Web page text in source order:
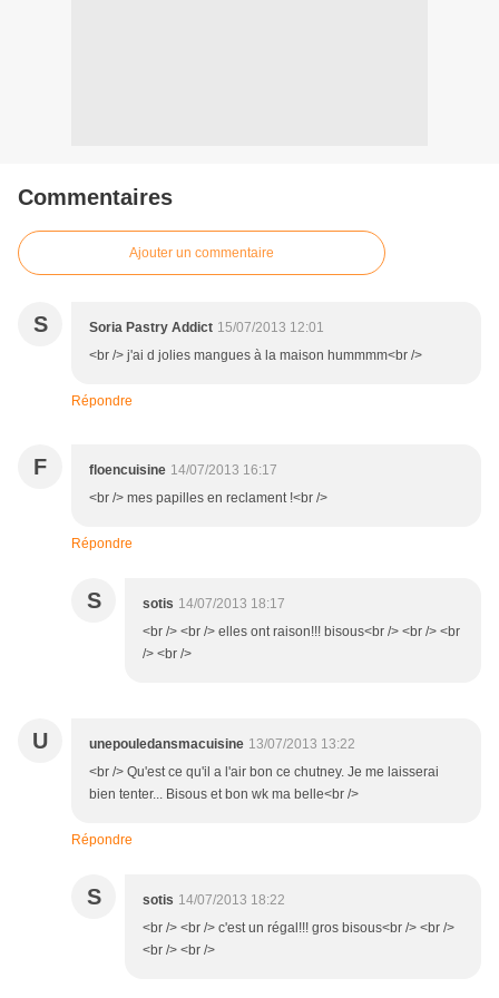
Commentaires
Ajouter un commentaire
S Soria Pastry Addict 15/07/2013 12:01
<br /> j'ai d jolies mangues à la maison hummmm<br />
Répondre
F floencuisine 14/07/2013 16:17
<br /> mes papilles en reclament !<br />
Répondre
S sotis 14/07/2013 18:17
<br /> <br /> elles ont raison!!! bisous<br /> <br /> <br
/> <br />
U unepouledansmacuisine 13/07/2013 13:22
<br /> Qu'est ce qu'il a l'air bon ce chutney. Je me laisserai
bien tenter... Bisous et bon wk ma belle<br />
Répondre
S sotis 14/07/2013 18:22
<br /> <br /> c'est un régal!!! gros bisous<br /> <br />
<br /> <br />